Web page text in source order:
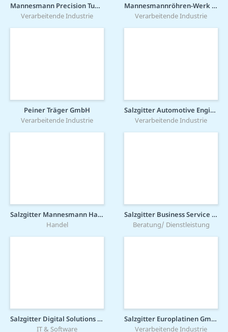
Mannesmann Precision Tubes GmbH
Verarbeitende Industrie
Mannesmannröhren-Werk GmbH
Verarbeitende Industrie
Peiner Träger GmbH
Verarbeitende Industrie
Salzgitter Automotive Engineering GmbH & Co. KG
Verarbeitende Industrie
Salzgitter Mannesmann Handel GmbH
Handel
Salzgitter Business Service GmbH
Beratung/ Dienstleistung
Salzgitter Digital Solutions GmbH
IT & Software
Salzgitter Europlatinen GmbH
Verarbeitende Industrie